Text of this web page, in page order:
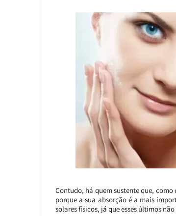
Contudo, há quem sustente que,
porque a sua absorção é a mais
solares físicos, já que esses últimos